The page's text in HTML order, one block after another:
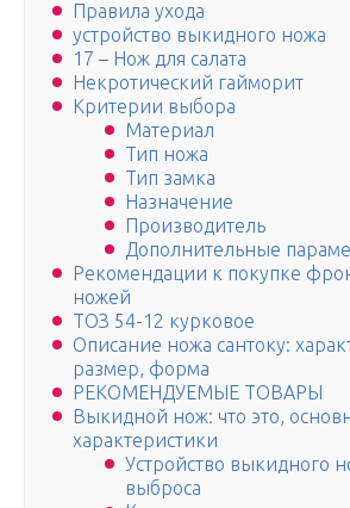
Правила ухода
устройство выкидного ножа
17 – Нож для салата
Некротический гайморит
Критерии выбора
Материал
Тип ножа
Тип замка
Назначение
Производитель
Дополнительные
Рекомендации к покупке
ножей
ТОЗ 54-12 курковое
Описание ножа сантоку:
размер, форма
РЕКОМЕНДУЕМЫЕ ТОВАРЫ
Выкидной нож: что это,
характеристики
Устройство выкидного
выброса